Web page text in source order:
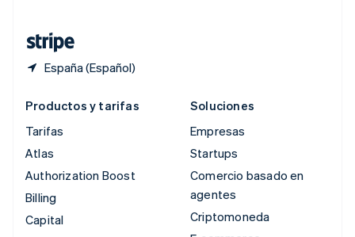
España (Español)
Productos y tarifas
Tarifas
Atlas
Authorization Boost
Billing
Capital
Soluciones
Empresas
Startups
Comercio basado en
agentes
Criptomoneda